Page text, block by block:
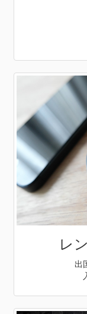
レ
出